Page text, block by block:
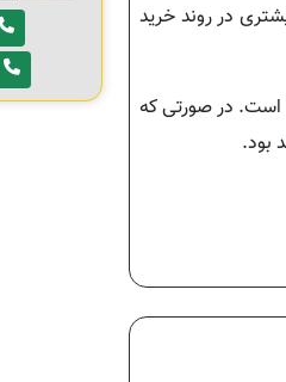
در روند خرید
است. در صورتی که